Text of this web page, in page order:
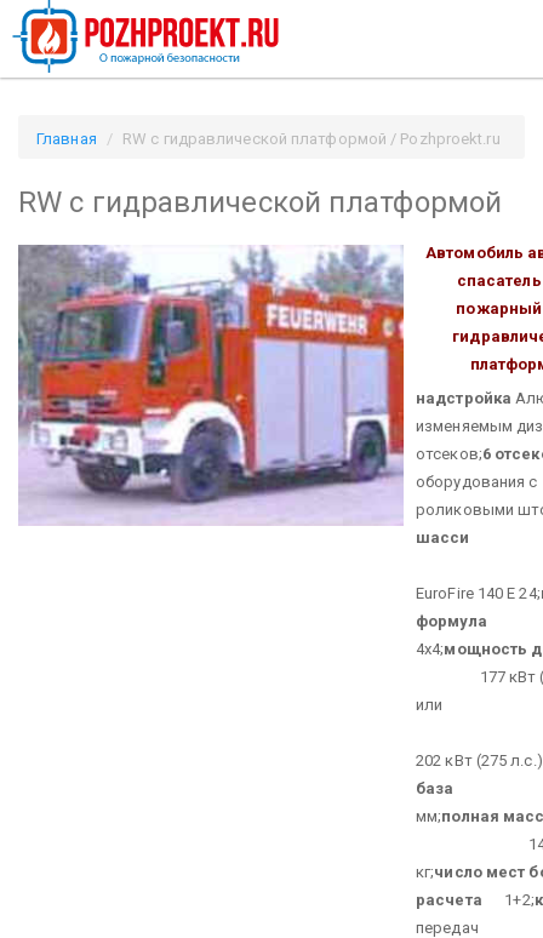
Главная RW с гидравлической платформой / Pozhproekt.ru
RW с гидравлической платформой
Автомобиль
пожарный
надстройка
изменяемым
отсеков;6
оборудования с
роликовыми
шасси
EuroFire 140 Е 24;
формула
4х4;мощность
177 кВт
или
202 кВт (275
база
мм;полная
кг;число мест
расчета 1+2;